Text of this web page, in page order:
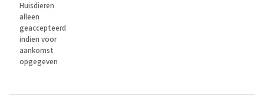
Huisdieren
alleen
geaccepteerd
indien voor
aankomst
opgegeven